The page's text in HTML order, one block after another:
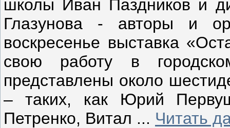
школы Иван Паздников и
Глазунова - авторы и
воскресенье выставка
свою работу в
представлены около
– таких, как Юрий
Петренко, Витал ... Читать